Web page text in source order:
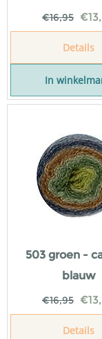
€16,95 €
Details
In
503 groen -
blauw
€16,95 €
Details